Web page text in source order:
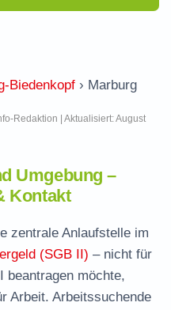
Biedenkopf › Marburg
Redaktion | Aktualisiert: August
Umgebung –
Kontakt
zentrale Anlaufstelle im
(SGB II) – nicht für
beantragen möchte,
Arbeit. Arbeitssuchende